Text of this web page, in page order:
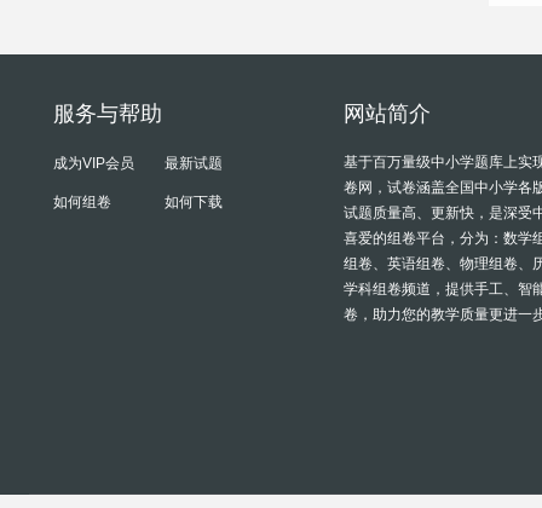
服务与帮助
成为VIP会员 最新试题
如何组卷 如何下载
网站简介
基于百万量级中小学题库上实
卷网，试卷涵盖全国中小学各
试题质量高、更新快，是深受
喜爱的组卷平台，分为：数学
组卷、英语组卷、物理组卷、
学科组卷频道，提供手工、智
卷，助力您的教学质量更进一